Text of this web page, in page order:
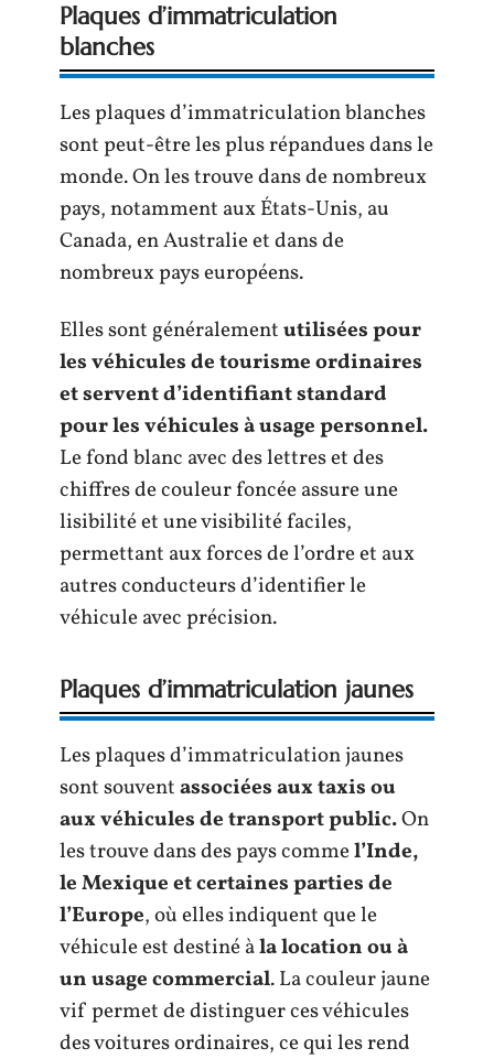
Plaques d’immatriculation
blanches
Les plaques d’immatriculation blanches
sont peut-être les plus répandues dans le
monde. On les trouve dans de nombreux
pays, notamment aux États-Unis, au
Canada, en Australie et dans de
nombreux pays européens.
Elles sont généralementutilisées pour
les véhicules de tourisme ordinaires
et servent d’identifiant standard
pour les véhicules à usage personnel.
Le fond blanc avec des lettres et des
chiffres de couleur foncée assure une
lisibilité et une visibilité faciles,
permettant aux forces de l’ordre et aux
autres conducteurs d’identifier le
véhicule avec précision.
Plaques d’immatriculation jaunes
Les plaques d’immatriculation jaunes
sont souventassociées aux taxis ou
aux véhicules de transport public.On
les trouve dans des pays commel’Inde,
le Mexique et certaines parties de
l’Europe, où elles indiquent que le
véhicule est destiné àla location ou à
un usage commercial. La couleur jaune
vif permet de distinguer ces véhicules
des voitures ordinaires, ce qui les rend